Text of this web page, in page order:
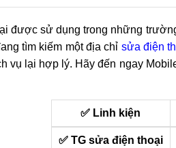
được sử dụng trong những
tìm kiếm một địa chỉ sửa điện
vụ lại hợp lý. Hãy đến ngay
✅ Linh kiện
✅ TG sửa điện thoại